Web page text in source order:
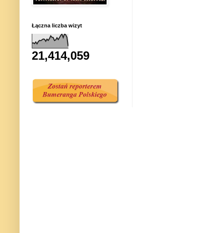
Łączna liczba wizyt
21,414,059